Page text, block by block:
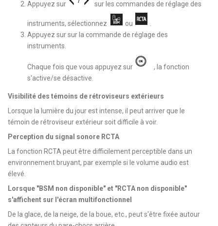
Appuyez sur sur les commandes de réglage des
instruments, sélectionnez ou
Appuyez sur sur la commande de réglage des
instruments.
Chaque fois que vous appuyez sur
, la fonction
s'active/se désactive.
Visibilité des témoins de rétroviseurs extérieurs
Lorsque la lumière du jour est intense, il peut arriver que le
témoin de rétroviseur extérieur soit difficile à voir.
Perception du signal sonore RCTA
La fonction RCTA peut être difficilement perceptible dans un
environnement bruyant, par exemple si le volume audio est
élevé.
Lorsque "BSM non disponible" et "RCTA non disponible"
s'affichent sur l'écran multifonctionnel
De la glace, de la neige, de la boue, etc., peut s'être fixée autour